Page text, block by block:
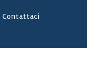
Contattaci